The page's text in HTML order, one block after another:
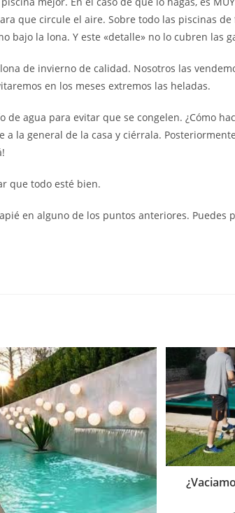
que circule el aire. Sobre todo las piscinas
bajo la lona. Y este «detalle» no lo cubren las
de invierno de calidad. Nosotros las
en los meses extremos las heladas.
agua para evitar que se congelen. ¿Cómo
la general de la casa y ciérrala.
que todo esté bien.
en alguno de los puntos anteriores. Puedes